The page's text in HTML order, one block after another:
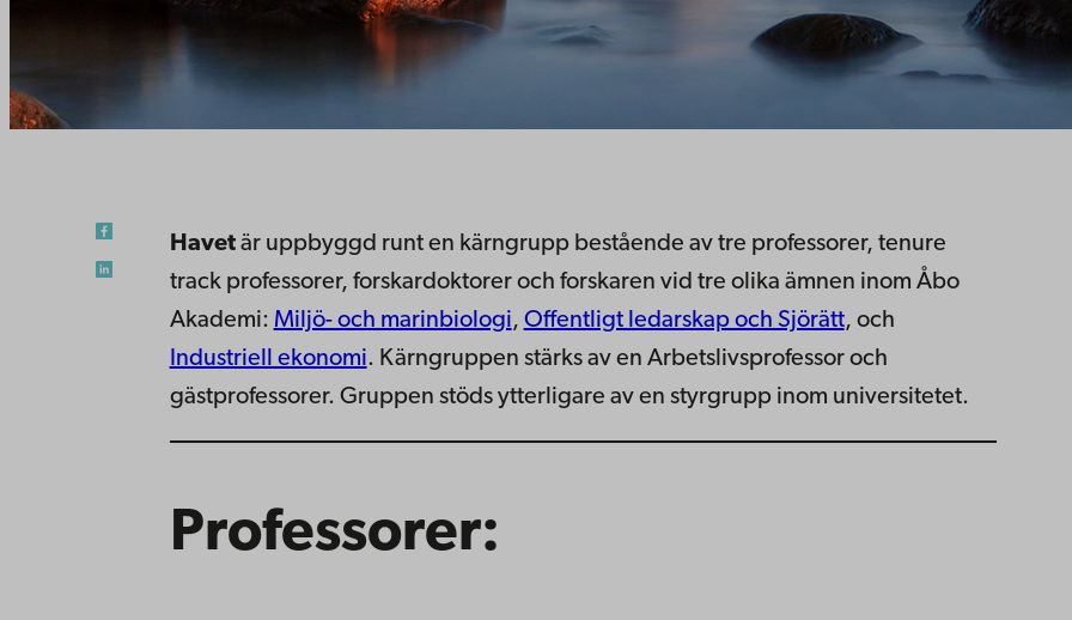
Havetär uppbyggd runt en kärngrupp bestående av tre professorer, tenure
track professorer, forskardoktorer och forskaren vid tre olika ämnen inom Åbo
Akademi: Miljö- och marinbiologi, Offentligt ledarskap och Sjörätt, och
Industriell ekonomi. Kärngruppen stärks av en Arbetslivsprofessor och
gästprofessorer. Gruppen stöds ytterligare av en styrgrupp inom universitetet.
Professorer: